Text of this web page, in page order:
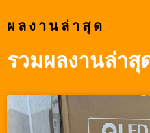
ผลงานล่าสุด
รวมผลงานล่าสุ